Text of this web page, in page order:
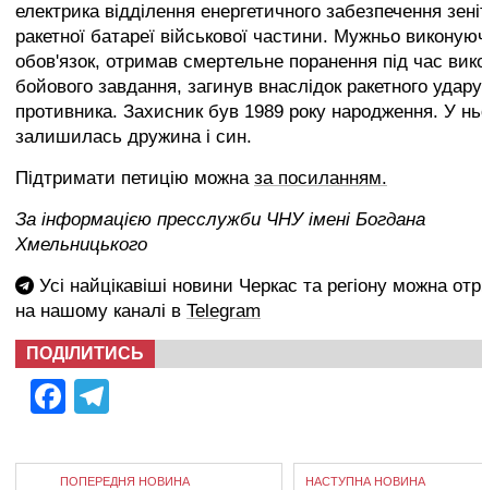
електрика відділення енергетичного забезпечення
ракетної батареї військової частини. Мужньо
обов'язок, отримав смертельне поранення під час
бойового завдання, загинув внаслідок ракетного удару
противника. Захисник був 1989 року народження. У
залишилась дружина і син.
Підтримати петицію можна за посиланням.
За інформацією пресслужби ЧНУ імені Богдана
Хмельницького
Усі найцікавіші новини Черкас та регіону можна
на нашому каналі в Telegram
ПОДІЛИТИСЬ
Facebook
ПОПЕРЕДНЯ НОВИНА НАСТУПНА НОВИНА